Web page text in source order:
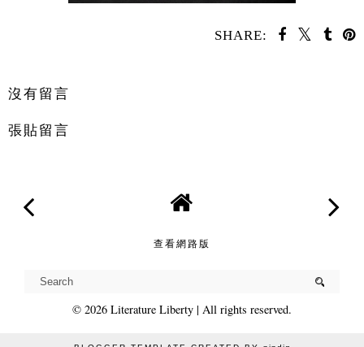
SHARE:
沒有留言
張貼留言
查看網路版
© 2026 Literature Liberty | All rights reserved.